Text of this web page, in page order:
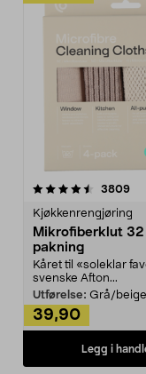
3809
Kjøkkenrengjøring
Mikrofiberklut 32
pakning
Kåret til «soleklar
svenske Afton...
Utførelse: Grå/beige
39,90
Legg i
4.5av 5